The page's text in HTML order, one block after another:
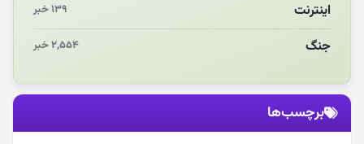
اینترنت ۱۳۹ خبر
جنگ ۲,۵۵۴ خبر
برچسب‌ها